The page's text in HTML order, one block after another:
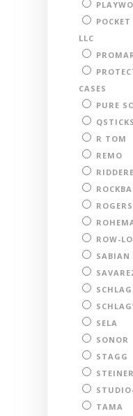
LLC
CASES
PURE
QSTICKS
R TOM
REMO
ROGERS
ROW-
SABIAN
SELA
SONOR
STAGG
TAMA